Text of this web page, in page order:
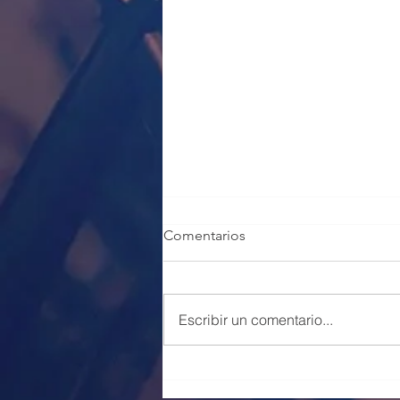
Comentarios
Escribir un comentario...